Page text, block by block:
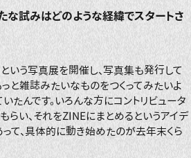
な試みはどのような経緯でスタートさ
いう写真展を開催し、写真集も発行して
っと雑誌みたいなものをつくってみたいよ
たんです。いろんな方にコントリビュータ
らい、それをZINEにまとめるというアイデ
て、具体的に動き始めたのが去年末くら